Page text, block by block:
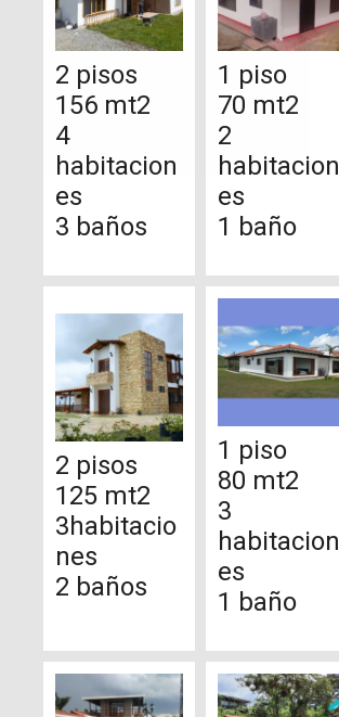
2 pisos
156 mt2
4
habitacion
es
3 baños
1 piso
70 mt2
2
habitacion
es
1 baño
2 pisos
125 mt2
3habitacio
nes
2 baños
1 piso
80 mt2
3
habitacion
es
1 baño